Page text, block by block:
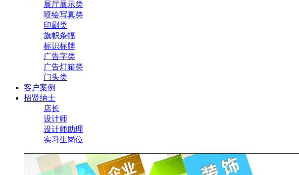
展厅展示类
喷绘写真类
印刷类
旗帜条幅
标识标牌
广告字类
广告灯箱类
门头类
客户案例
招贤纳士
店长
设计师
设计师助理
实习生岗位